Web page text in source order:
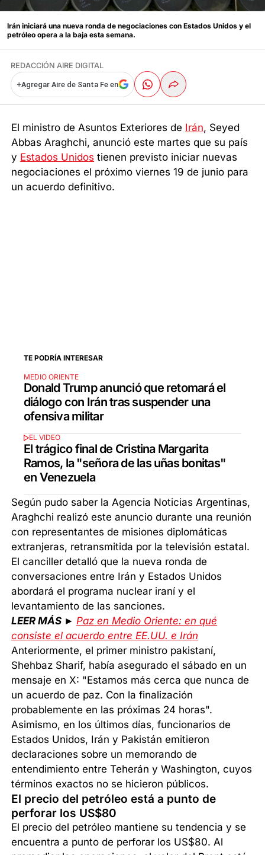
Irán iniciará una nueva ronda de negociaciones con Estados Unidos y el
petróleo opera a la baja esta semana.
REDACCIÓN AIRE DIGITAL
+Agregar Aire de Santa Fe en
El ministro de Asuntos Exteriores de Irán, Seyed
Abbas Araghchi, anunció este martes que su país
y Estados Unidos tienen previsto iniciar nuevas
negociaciones el próximo viernes 19 de junio para
un acuerdo definitivo.
TE PODRÍA INTERESAR
MEDIO ORIENTE
Donald Trump anunció que retomará el
diálogo con Irán tras suspender una
ofensiva militar
EL VIDEO
El trágico final de Cristina Margarita
Ramos, la "señora de las uñas bonitas"
en Venezuela
Según pudo saber la Agencia Noticias Argentinas,
Araghchi realizó este anuncio durante una reunión
con representantes de misiones diplomáticas
extranjeras, retransmitida por la televisión estatal.
El canciller detalló que la nueva ronda de
conversaciones entre Irán y Estados Unidos
abordará el programa nuclear iraní y el
levantamiento de las sanciones.
LEER MÁS ► Paz en Medio Oriente: en qué
consiste el acuerdo entre EE.UU. e Irán
Anteriormente, el primer ministro pakistaní,
Shehbaz Sharif, había asegurado el sábado en un
mensaje en X: "Estamos más cerca que nunca de
un acuerdo de paz. Con la finalización
probablemente en las próximas 24 horas".
Asimismo, en los últimos días, funcionarios de
Estados Unidos, Irán y Pakistán emitieron
declaraciones sobre un memorando de
entendimiento entre Teherán y Washington, cuyos
términos exactos no se hicieron públicos.
El precio del petróleo está a punto de
perforar los US$80
El precio del petróleo mantiene su tendencia y se
encuentra a punto de perforar los US$80. Al